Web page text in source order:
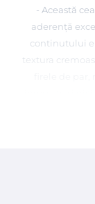
- Această
aderență
continutului
textura
inroseste si